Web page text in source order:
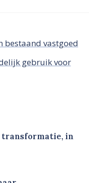
bestaand vastgoed
gebruik voor
transformatie, in